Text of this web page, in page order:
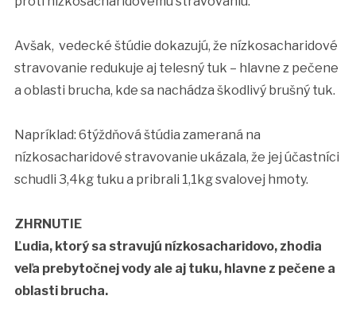
Avšak, vedecké štúdie dokazujú, že nízkosacharidové
stravovanie redukuje aj telesný tuk – hlavne z pečene
a oblasti brucha, kde sa nachádza škodlivý brušný tuk.
Napríklad: 6týždňová štúdia zameraná na
nízkosacharidové stravovanie ukázala, že jej účastníci
schudli 3,4kg tuku a pribrali 1,1kg svalovej hmoty.
ZHRNUTIE
Ľudia, ktorý sa stravujú nízkosacharidovo, zhodia
veľa prebytočnej vody ale aj tuku, hlavne z pečene a
oblasti brucha.